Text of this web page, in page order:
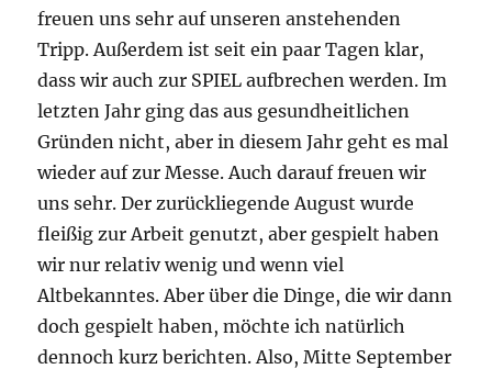
freuen uns sehr auf unseren anstehenden
Tripp. Außerdem ist seit ein paar Tagen klar,
dass wir auch zur SPIEL aufbrechen werden. Im
letzten Jahr ging das aus gesundheitlichen
Gründen nicht, aber in diesem Jahr geht es mal
wieder auf zur Messe. Auch darauf freuen wir
uns sehr. Der zurückliegende August wurde
fleißig zur Arbeit genutzt, aber gespielt haben
wir nur relativ wenig und wenn viel
Altbekanntes. Aber über die Dinge, die wir dann
doch gespielt haben, möchte ich natürlich
dennoch kurz berichten. Also, Mitte September